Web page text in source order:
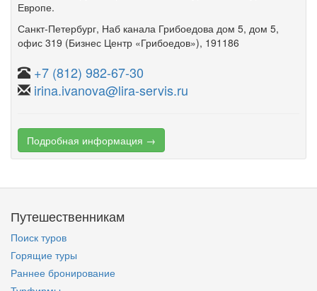
Европе.
Санкт-Петербург, Наб канала Грибоедова дом 5, дом 5,
офис 319 (Бизнес Центр «Грибоедов»), 191186
+7 (812) 982-67-30
irina.ivanova@lira-servis.ru
Подробная информация →
Путешественникам
Поиск туров
Горящие туры
Раннее бронирование